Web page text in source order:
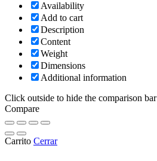
Availability
Add to cart
Description
Content
Weight
Dimensions
Additional information
Click outside to hide the comparison bar
Compare
Carrito Cerrar